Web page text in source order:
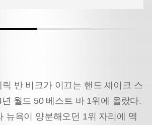
반 비크가 이끄는 핸드 셰이크 스
월드 50 베스트 바 1위에 올랐다.
뉴욕이 양분해오던 1위 자리에 멕